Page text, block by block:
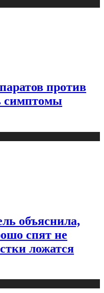
против
симптомы
объяснила,
спят не
ложатся